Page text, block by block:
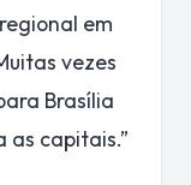
em
vezes
Brasília
as capitais.”